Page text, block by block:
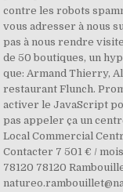
contre les robots
vous adresser à nous
pas à nous rendre
de 50 boutiques, un
que: Armand Thierry,
restaurant Flunch.
activer le JavaScript
pas appeler ça un
Local Commercial
Contacter 7 501 € /
78120 78120